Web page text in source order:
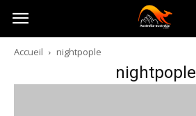
Australia-
australie.com
Accueil nightpople
nightpople